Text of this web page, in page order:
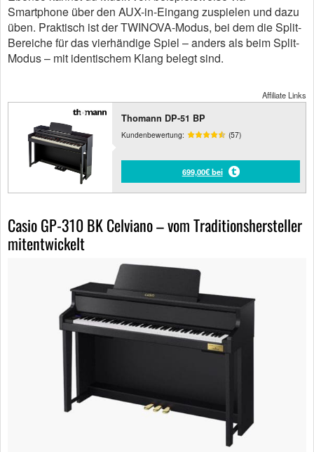
Smartphone über den AUX-in-Eingang zuspielen und dazu
üben. Praktisch ist der TWINOVA-Modus, bei dem die Split-
Bereiche für das vierhändige Spiel – anders als beim Split-
Modus – mit identischem Klang belegt sind.
Affiliate Links
Thomann DP-51 BP
Kundenbewertung: (57)
699,00€ bei
Casio GP-310 BK Celviano – vom Traditionshersteller
mitentwickelt